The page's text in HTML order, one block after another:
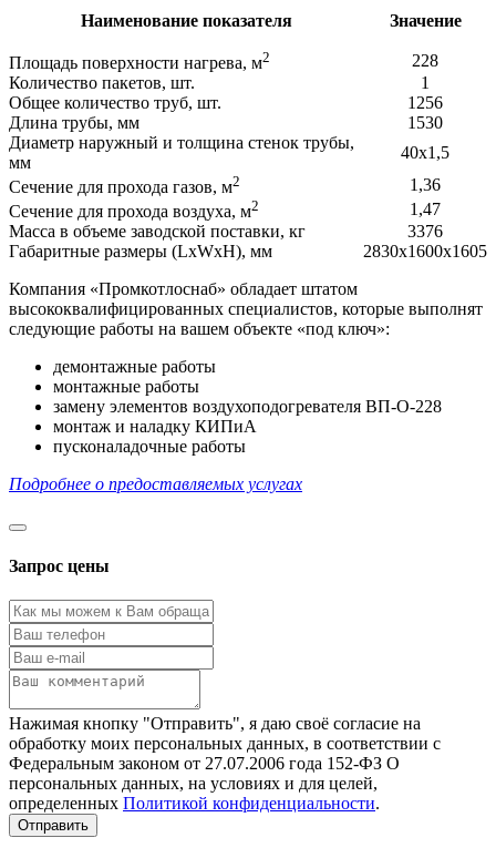
Наименование показателя Значение
Площадь поверхности нагрева, м2
228
Количество пакетов, шт.
1
Общее количество труб, шт.
1256
Длина трубы, мм
1530
Диаметр наружный и толщина стенок трубы,
мм
40х1,5
Сечение для прохода газов, м2
1,36
Сечение для прохода воздуха, м2
1,47
Масса в объеме заводской поставки, кг
3376
Габаритные размеры (LxWxH), мм
2830х1600х1605
Компания «Промкотлоснаб» обладает штатом
высококвалифицированных специалистов, которые выполнят
следующие работы на вашем объекте «под ключ»:
демонтажные работы
монтажные работы
замену элементов воздухоподогревателя ВП-О-228
монтаж и наладку КИПиА
пусконаладочные работы
Подробнее о предоставляемых услугах
Запрос цены
Нажимая кнопку "Отправить", я даю своё согласие на
обработку моих персональных данных, в соответствии с
Федеральным законом от 27.07.2006 года 152-ФЗ О
персональных данных, на условиях и для целей,
определенных Политикой конфиденциальности.
Отправить